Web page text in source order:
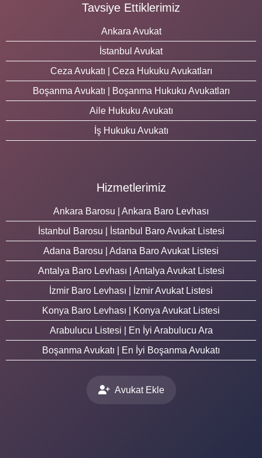
Tavsiye Ettiklerimiz
Ankara Avukat
İstanbul Avukat
Ceza Avukatı | Ceza Hukuku Avukatları
Boşanma Avukatı | Boşanma Hukuku Avukatları
Aile Hukuku Avukatı
İş Hukuku Avukatı
Hizmetlerimiz
Ankara Barosu | Ankara Baro Levhası
İstanbul Barosu | İstanbul Baro Avukat Listesi
Adana Barosu | Adana Baro Avukat Listesi
Antalya Baro Levhası | Antalya Avukat Listesi
İzmir Baro Levhası | İzmir Avukat Listesi
Konya Baro Levhası | Konya Avukat Listesi
Arabulucu Listesi | En İyi Arabulucu Ara
Boşanma Avukatı | En İyi Boşanma Avukatı
Avukat Ekle